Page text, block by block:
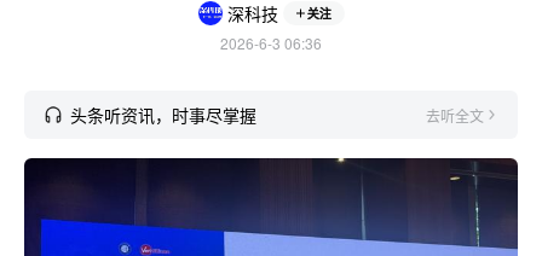
深科技 关注
2026-6-3 06:36
头条听资讯，时事尽掌握 去听全文